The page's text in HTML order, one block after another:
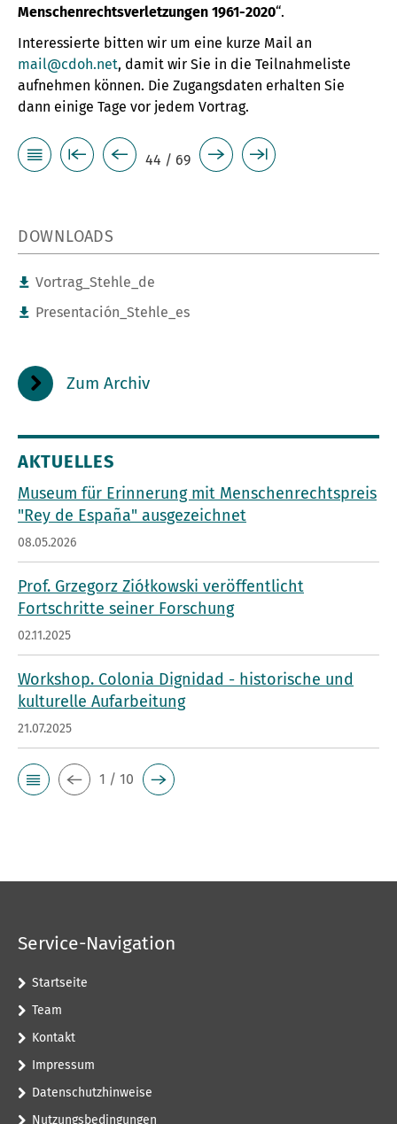
Menschenrechtsverletzungen 1961-2020“.
Interessierte bitten wir um eine kurze Mail an
mail@cdoh.net, damit wir Sie in die Teilnahmeliste
aufnehmen können. Die Zugangsdaten erhalten Sie
dann einige Tage vor jedem Vortrag.
44 / 69
DOWNLOADS
Vortrag_Stehle_de
Presentación_Stehle_es
Zum Archiv
AKTUELLES
Museum für Erinnerung mit Menschenrechtspreis
"Rey de España" ausgezeichnet
08.05.2026
Prof. Grzegorz Ziółkowski veröffentlicht
Fortschritte seiner Forschung
02.11.2025
Workshop. Colonia Dignidad - historische und
kulturelle Aufarbeitung
21.07.2025
1 / 10
Service-Navigation
Startseite
Team
Kontakt
Impressum
Datenschutzhinweise
Nutzungsbedingungen